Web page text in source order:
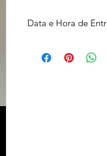
Data e Hora de
sábados, até 10h